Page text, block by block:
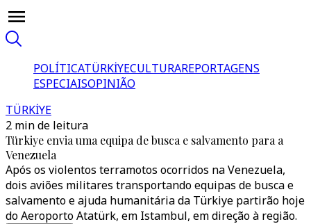
POLÍTICATÜRKİYECULTURAREPORTAGENS
ESPECIAISOPINIÃO
TÜRKİYE
2 min de leitura
Türkiye envia uma equipa de busca e salvamento para a
Venezuela
Após os violentos terramotos ocorridos na Venezuela,
dois aviões militares transportando equipas de busca e
salvamento e ajuda humanitária da Türkiye partirão hoje
do Aeroporto Atatürk, em Istambul, em direção à região.